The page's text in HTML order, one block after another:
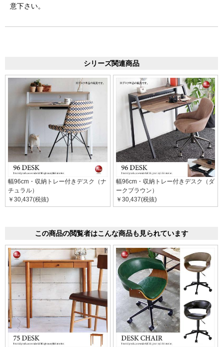
意下さい。
シリーズ関連商品
幅96cm・収納トレー付きデスク（ナ
チュラル）
￥30,437(税抜)
幅96cm・収納トレー付きデスク（ダ
ークブラウン）
￥30,437(税抜)
この商品の閲覧者はこんな商品も見られています